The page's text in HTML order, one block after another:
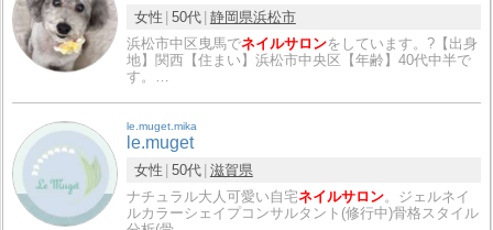
女性 50代 静岡県浜松市
浜松市中区曳馬でネイルサロンをしています。?【出身
地】関西【住まい】浜松市中央区【年齢】40代中半で
す。…
le.muget.mika
le.muget
女性 50代 滋賀県
ナチュラル大人可愛い自宅ネイルサロン。ジェルネイ
ルカラーシェイプコンサルタント(修行中)骨格スタイル